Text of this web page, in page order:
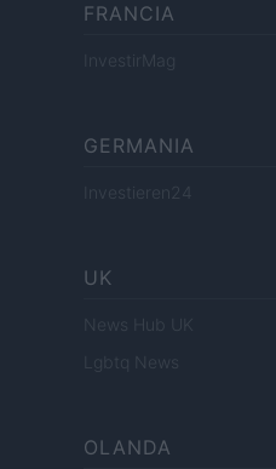
FRANCIA
InvestirMag
GERMANIA
Investieren24
UK
News Hub UK
Lgbtq News
OLANDA